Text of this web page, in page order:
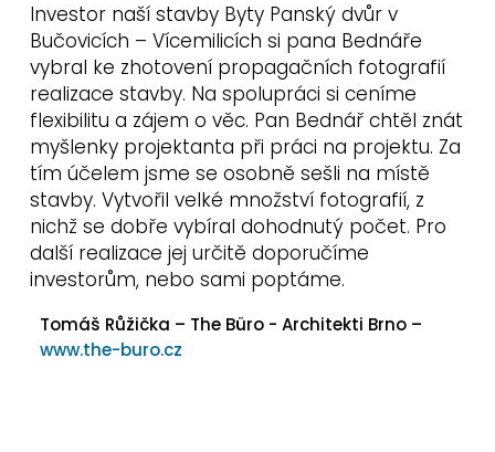
Investor naší stavby Byty Panský dvůr v
Bučovicích – Vícemilicích si pana Bednáře
vybral ke zhotovení propagačních fotografií
realizace stavby. Na spolupráci si ceníme
flexibilitu a zájem o věc. Pan Bednář chtěl znát
myšlenky projektanta při práci na projektu. Za
tím účelem jsme se osobně sešli na místě
stavby. Vytvořil velké množství fotografií, z
nichž se dobře vybíral dohodnutý počet. Pro
další realizace jej určitě doporučíme
investorům, nebo sami poptáme.
Tomáš Růžička – The Büro - Architekti Brno –
www.the-buro.cz